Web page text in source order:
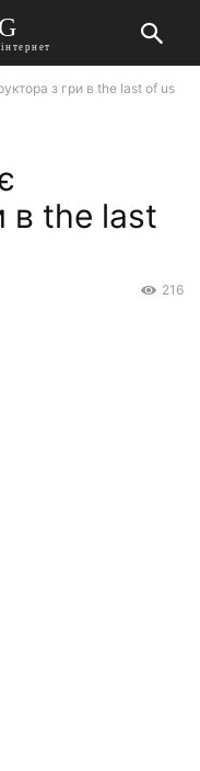
з гри в the last of us
в the last
216